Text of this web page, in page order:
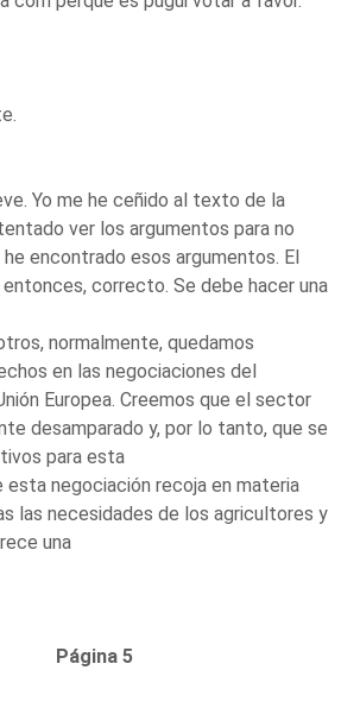
Yo me he ceñido al texto de la
ver los argumentos para no
encontrado esos argumentos. El
correcto. Se debe hacer una
normalmente, quedamos
en las negociaciones del
Europea. Creemos que el sector
desamparado y, por lo tanto, que se
para esta
esta negociación recoja en materia
las necesidades de los agricultores y
una
Página 5